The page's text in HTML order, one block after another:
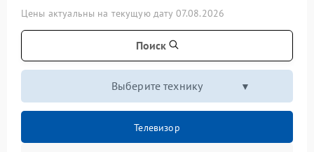
Цены актуальны на текущую дату 07.08.2026
Поиск
Выберите технику
Телевизор